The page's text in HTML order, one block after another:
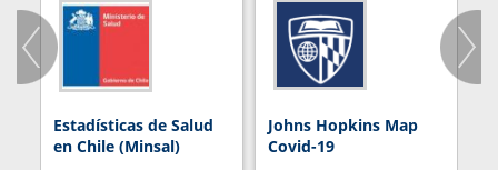
Estadísticas de Salud
en Chile (Minsal)
Johns Hopkins Map
Covid-19